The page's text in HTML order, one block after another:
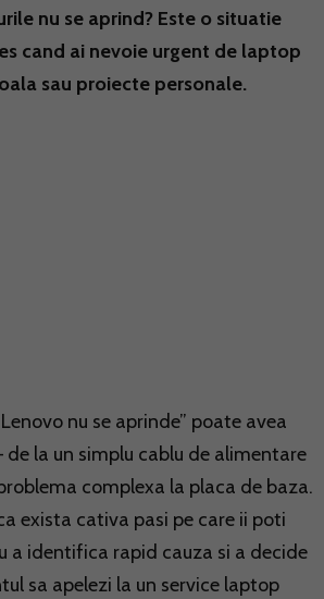
nu se aprind? Este o situatie
cand ai nevoie urgent de laptop
sau proiecte personale.
nu se aprinde” poate avea
de la un simplu cablu de alimentare
complexa la placa de baza.
exista cativa pasi pe care ii poti
a identifica rapid cauza si a decide
sa apelezi la un service laptop